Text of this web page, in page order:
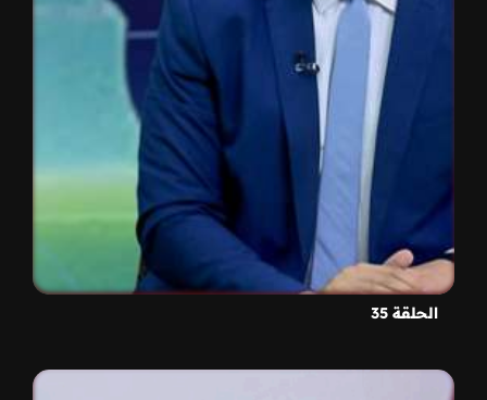
الحلقة 35